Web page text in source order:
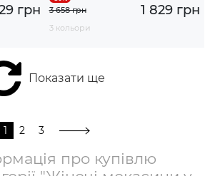
грн 1 829 грн
3 658 грн
3 кольори
Показати ще
1 2 3
про купівлю